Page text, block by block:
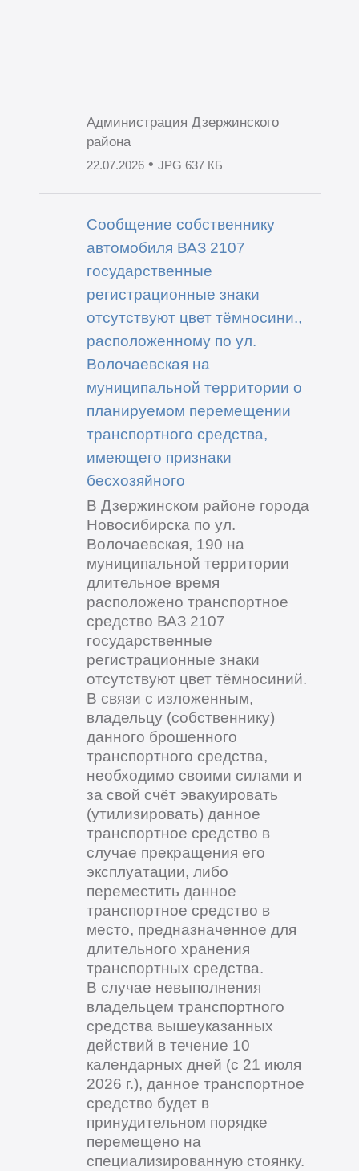
Администрация Дзержинского
района
22.07.2026• JPG 637 КБ
Сообщение собственнику
автомобиля ВАЗ 2107
государственные
регистрационные знаки
отсутствуют цвет тёмносини.,
расположенному по ул.
Волочаевская на
муниципальной территории о
планируемом перемещении
транспортного средства,
имеющего признаки
бесхозяйного
В Дзержинском районе города
Новосибирска по ул.
Волочаевская, 190 на
муниципальной территории
длительное время
расположено транспортное
средство ВАЗ 2107
государственные
регистрационные знаки
отсутствуют цвет тёмносиний.
В связи с изложенным,
владельцу (собственнику)
данного брошенного
транспортного средства,
необходимо своими силами и
за свой счёт эвакуировать
(утилизировать) данное
транспортное средство в
случае прекращения его
эксплуатации, либо
переместить данное
транспортное средство в
место, предназначенное для
длительного хранения
транспортных средства.
В случае невыполнения
владельцем транспортного
средства вышеуказанных
действий в течение 10
календарных дней (с 21 июля
2026 г.), данное транспортное
средство будет в
принудительном порядке
перемещено на
специализированную стоянку.